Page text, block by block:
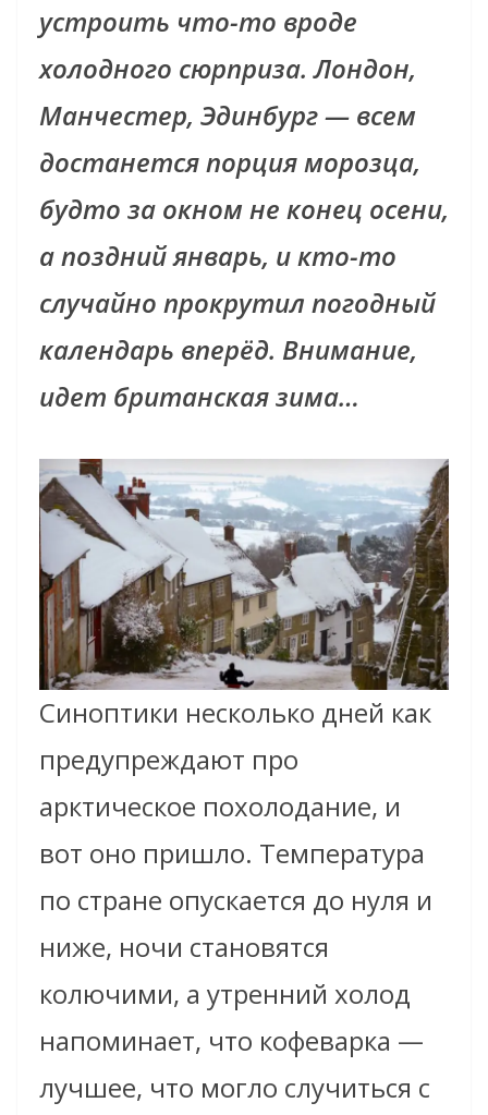
устроить что-то вроде
холодного сюрприза. Лондон,
Манчестер, Эдинбург — всем
достанется порция морозца,
будто за окном не конец осени,
а поздний январь, и кто-то
случайно прокрутил погодный
календарь вперёд. Внимание,
идет британская зима…
Синоптики несколько дней как
предупреждают про
арктическое похолодание, и
вот оно пришло. Температура
по стране опускается до нуля и
ниже, ночи становятся
колючими, а утренний холод
напоминает, что кофеварка —
лучшее, что могло случиться с